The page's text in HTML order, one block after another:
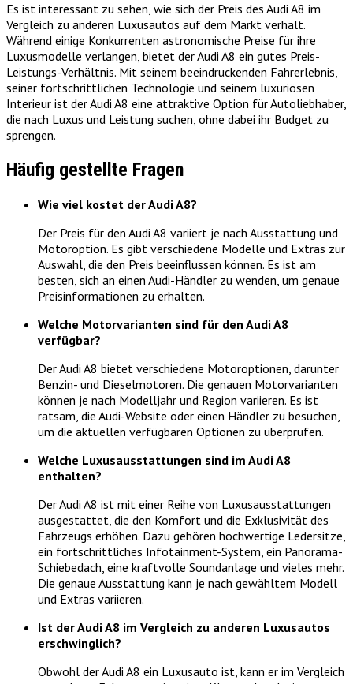
Es ist interessant zu sehen, wie sich der Preis des Audi A8 im
Vergleich zu anderen Luxusautos auf dem Markt verhält.
Während einige Konkurrenten astronomische Preise für ihre
Luxusmodelle verlangen, bietet der Audi A8 ein gutes Preis-
Leistungs-Verhältnis. Mit seinem beeindruckenden Fahrerlebnis,
seiner fortschrittlichen Technologie und seinem luxuriösen
Interieur ist der Audi A8 eine attraktive Option für Autoliebhaber,
die nach Luxus und Leistung suchen, ohne dabei ihr Budget zu
sprengen.
Häufig gestellte Fragen
Wie viel kostet der Audi A8?
Der Preis für den Audi A8 variiert je nach Ausstattung und
Motoroption. Es gibt verschiedene Modelle und Extras zur
Auswahl, die den Preis beeinflussen können. Es ist am
besten, sich an einen Audi-Händler zu wenden, um genaue
Preisinformationen zu erhalten.
Welche Motorvarianten sind für den Audi A8
verfügbar?
Der Audi A8 bietet verschiedene Motoroptionen, darunter
Benzin- und Dieselmotoren. Die genauen Motorvarianten
können je nach Modelljahr und Region variieren. Es ist
ratsam, die Audi-Website oder einen Händler zu besuchen,
um die aktuellen verfügbaren Optionen zu überprüfen.
Welche Luxusausstattungen sind im Audi A8
enthalten?
Der Audi A8 ist mit einer Reihe von Luxusausstattungen
ausgestattet, die den Komfort und die Exklusivität des
Fahrzeugs erhöhen. Dazu gehören hochwertige Ledersitze,
ein fortschrittliches Infotainment-System, ein Panorama-
Schiebedach, eine kraftvolle Soundanlage und vieles mehr.
Die genaue Ausstattung kann je nach gewähltem Modell
und Extras variieren.
Ist der Audi A8 im Vergleich zu anderen Luxusautos
erschwinglich?
Obwohl der Audi A8 ein Luxusauto ist, kann er im Vergleich